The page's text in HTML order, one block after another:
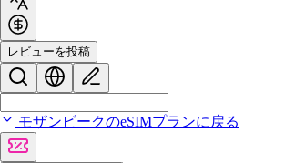
レビューを投稿
モザンビークのeSIMプランに戻る